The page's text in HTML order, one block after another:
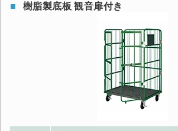
樹脂製底板 観音扉付き